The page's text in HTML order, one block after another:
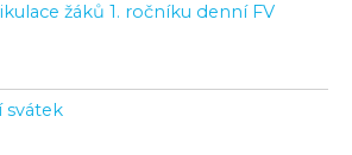
žáků 1. ročníku denní FV
svátek